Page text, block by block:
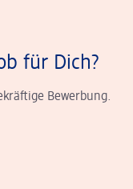
für Dich?
Bewerbung.